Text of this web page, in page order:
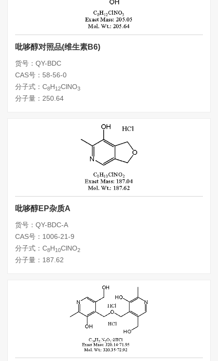
吡哆醇对照品(维生素B6)
货号：QY-BDC
CAS号：58-56-0
分子式：C8H12ClNO3
分子量：250.64
吡哆醇EP杂质A
货号：QY-BDC-A
CAS号：1006-21-9
分子式：C8H10ClNO2
分子量：187.62